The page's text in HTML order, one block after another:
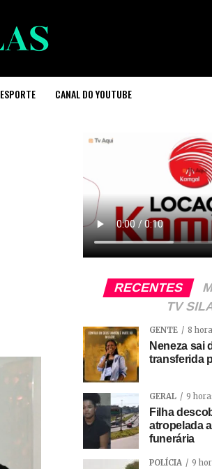
ESPORTE CANAL DO YOUTUBE
RECENTES
TV
GENTE 8
Neneza sai
transferida
GERAL 9
Filha
atropelada
funerária
POLÍCIA 9